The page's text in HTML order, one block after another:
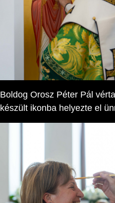
Boldog Orosz Péter Pál
készült ikonba helyezte el